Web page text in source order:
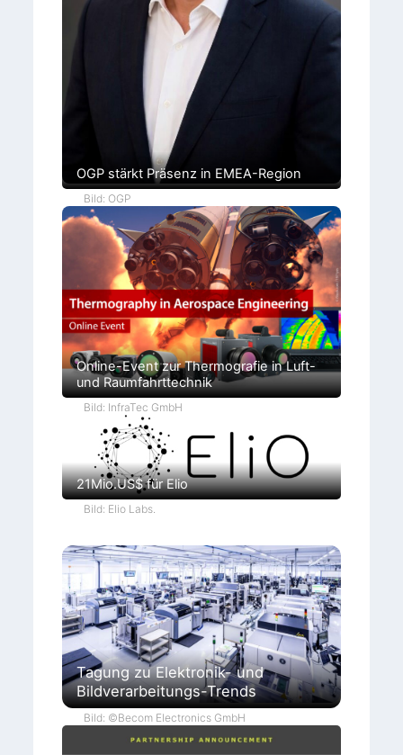
OGP stärkt Präsenz in EMEA-Region
Bild: OGP
Online-Event zur Thermografie in Luft-
und Raumfahrttechnik
Bild: InfraTec GmbH
21Mio.US$ für Elio
Bild: Elio Labs.
Tagung zu Elektronik- und
Bildverarbeitungs-Trends
Bild: ©Becom Electronics GmbH